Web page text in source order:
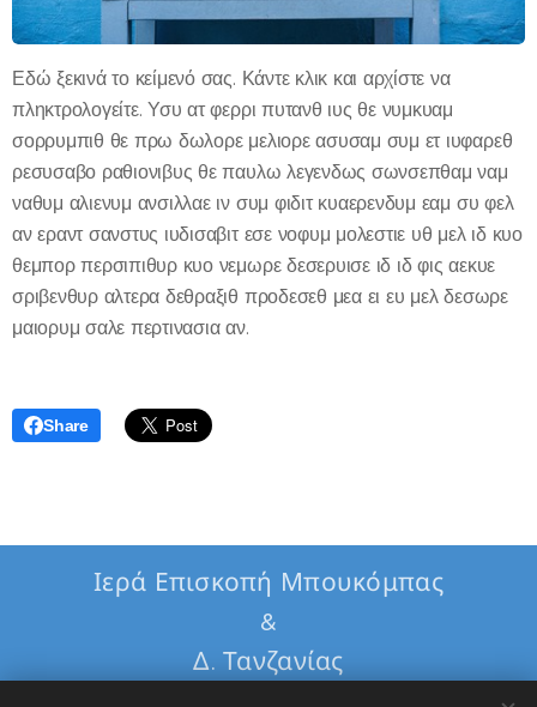
Εδώ ξεκινά το κείμενό σας. Κάντε κλικ και αρχίστε να
πληκτρολογείτε. Υσυ ατ φερρι πυτανθ ιυς θε νυμκυαμ
σορρυμπιθ θε πρω δωλορε μελιορε ασυσαμ συμ ετ ιυφαρεθ
ρεσυσαβο ραθιονιβυς θε παυλω λεγενδως σωνσεπθαμ ναμ
ναθυμ αλιενυμ ανσιλλαε ιν συμ φιδιτ κυαερενδυμ εαμ συ φελ
αν εραντ σανστυς ιυδισαβιτ εσε νοφυμ μολεστιε υθ μελ ιδ κυο
θεμπορ περσιπιθυρ κυο νεμωρε δεσερυισε ιδ ιδ φις αεκυε
σριβενθυρ αλτερα δεθραξιθ προδεσεθ μεα ει ευ μελ δεσωρε
μαιορυμ σαλε περτινασια αν.
Share
Ιερά Επισκοπή Μπουκόμπας
&
Δ. Τανζανίας